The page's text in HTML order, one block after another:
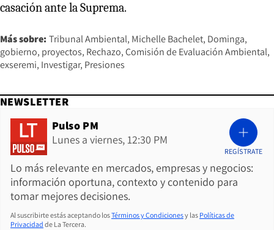
casación ante la Suprema.
Más sobre: Tribunal Ambiental Michelle Bachelet Dominga
gobierno proyectos Rechazo Comisión de Evaluación Ambiental
exseremi Investigar Presiones
NEWSLETTER
Pulso PM
Lunes a viernes, 12:30 PM
Lo más relevante en mercados, empresas y negocios:
información oportuna, contexto y contenido para
tomar mejores decisiones.
REGÍSTRATE
Al suscribirte estás aceptando losTérminos y Condicionesy las Políticas de
Privacidad de La Tercera.